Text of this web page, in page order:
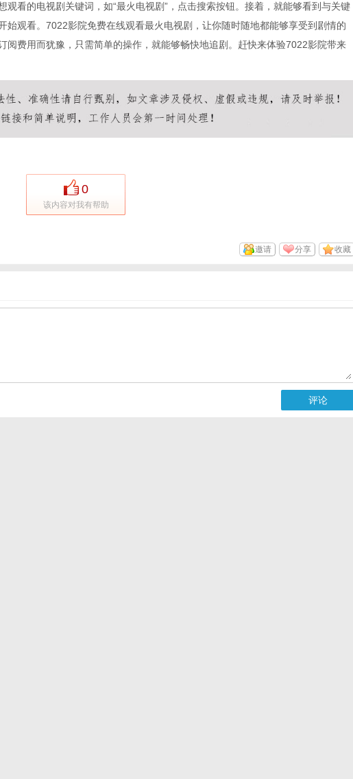
观看的电视剧关键词，如“最火电视剧”，点击搜索按钮。接着，就能够看到与关键
始观看。7022影院免费在线观看最火电视剧，让你随时随地都能够享受到剧情的
阅费用而犹豫，只需简单的操作，就能够畅快地追剧。赶快来体验7022影院带来
0
该内容对我有帮助
收藏
分享
邀请
评论